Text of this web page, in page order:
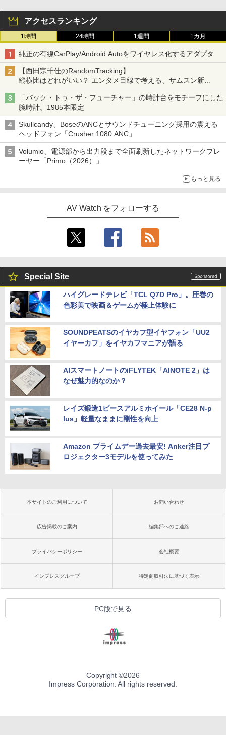
アクセスランキング
1時間 24時間 1週間 1カ月
純正の有線CarPlay/Android Autoをワイヤレス化するアダプタ
【西田宗千佳のRandomTracking】
縦横比はどれがいい？ エンタメ目線で考える、サムスン新
「Galaxy Z Fold」
「バック・トゥ・ザ・フューチャー」の時計台をモチーフにした
腕時計。1985本限定
Skullcandy、BoseのANCとサウンドチューニング採用の震える
ヘッドフォン「Crusher 1080 ANC」
Volumio、電源部から出力段まで全面刷新したネットワークプレ
ーヤー「Primo（2026）」
もっと見る
AV Watch をフォローする
Special Site
ハイグレードテレビ「TCL Q7D Pro」。圧巻の
色彩美で映画＆ゲームが極上体験に
SOUNDPEATSのイヤカフ型イヤフォン「UU2
イヤーカフ」をイヤカフマニアが語る
AIスマートノートのiFLYTEK「AINOTE 2」は
なぜ魅力的なのか？
レイズ鍛造1ピースアルミホイール「CE28 N-p
lus」軽量なままに剛性を向上
Amazon プライムデー過去最安! Anker注目プ
ロジェクター3モデルを使ってみた
本サイトのご利用について お問い合わせ
広告掲載のご案内 編集部へのご連絡
プライバシーポリシー 会社概要
インプレスグループ 特定商取引法に基づく表示
PC版で見る
Copyright ©2026
Impress Corporation. All rights reserved.